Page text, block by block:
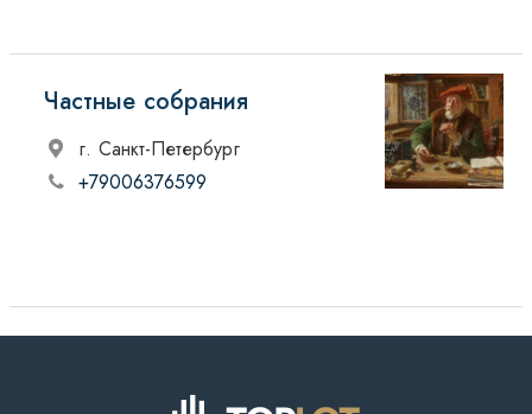
Частные собрания
г. Санкт-Петербург
+79006376599